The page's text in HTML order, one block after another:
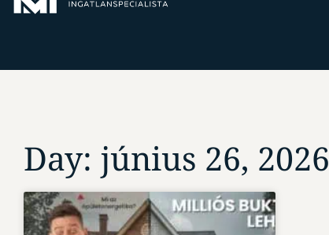
Day: június 26, 2026